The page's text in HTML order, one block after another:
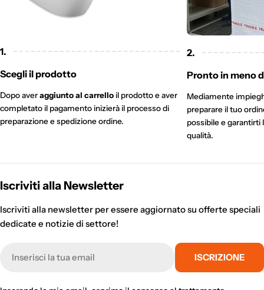
1.
Scegli il prodotto
Dopo averaggiunto al carrello il prodotto e aver
completato il pagamento inizierà il processo di
preparazione e spedizione ordine.
2.
Pronto in meno
Mediamente
preparare il tuo
possibile e garantirti
qualità.
Iscriviti alla Newsletter
Iscriviti alla newsletter per essere aggiornato su offerte speciali
dedicate e notizie di settore!
mail
ISCRIZIONE